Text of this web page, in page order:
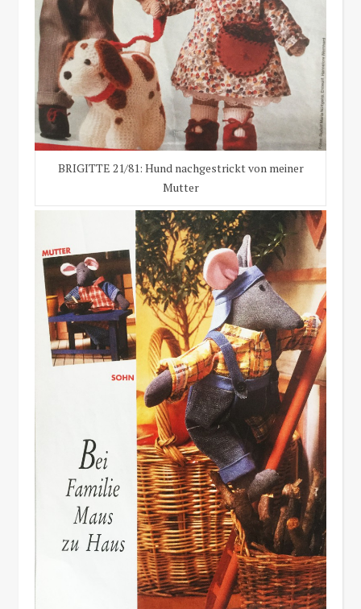
BRIGITTE 21/81: Hund nachgestrickt von meiner
Mutter